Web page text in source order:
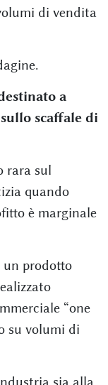
di vendita
a
scaffale di
rara sul
quando
è marginale
prodotto
“one
su volumi di